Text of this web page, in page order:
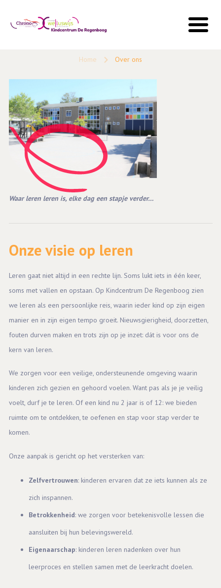
Home Over ons
Waar leren leren is, elke dag een stapje verder…
Onze visie op leren
Leren gaat niet altijd in een rechte lijn. Soms lukt iets in één keer,
soms met vallen en opstaan. Op Kindcentrum De Regenboog zien
we leren als een persoonlijke reis, waarin ieder kind op zijn eigen
manier en in zijn eigen tempo groeit. Nieuwsgierigheid, doorzetten,
fouten durven maken en trots zijn op je inzet: dát is voor ons de
kern van leren.
We zorgen voor een veilige, ondersteunende omgeving waarin
kinderen zich gezien en gehoord voelen. Want pas als je je veilig
voelt, durf je te leren. Of een kind nu 2 jaar is of 12: we bieden
ruimte om te ontdekken, te oefenen en stap voor stap verder te
komen.
Onze aanpak is gericht op het versterken van:
Zelfvertrouwen: kinderen ervaren dat ze iets kunnen als ze
zich inspannen.
Betrokkenheid: we zorgen voor betekenisvolle lessen die
aansluiten bij hun belevingswereld.
Eigenaarschap: kinderen leren nadenken over hun
leerproces en stellen samen met de leerkracht doelen.